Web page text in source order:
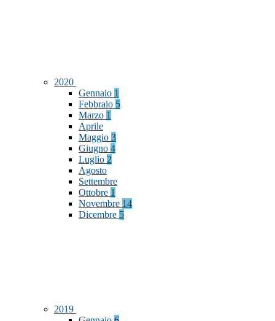
2020
Gennaio 1
Febbraio 5
Marzo 1
Aprile
Maggio 3
Giugno 4
Luglio 2
Agosto
Settembre
Ottobre 1
Novembre 14
Dicembre 5
2019